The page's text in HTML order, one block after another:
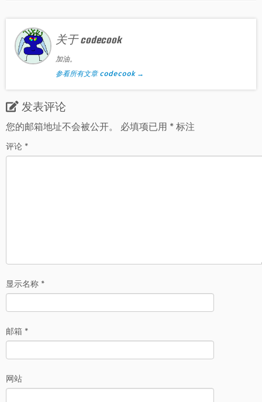
关于 codecook
加油。
参看所有文章 codecook →
发表评论
您的邮箱地址不会被公开。
必填项已用 *标注
评论 *
显示名称 *
邮箱 *
网站